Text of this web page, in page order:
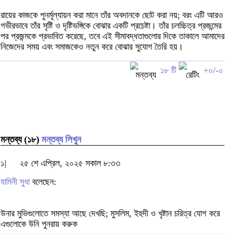
রায়ের কাজকে পুনর্মূল্যায়ন করা মানে তাঁর অবদানকে ছোট করা নয়; বরং এটি আরও
গভীরভাবে তাঁর সৃষ্টি ও দৃষ্টিভঙ্গিকে বোঝার একটি প্রচেষ্টা। তাঁর চলচ্চিত্র প্রজন্মের
পর প্রজন্মকে প্রভাবিত করেছে, তবে এই সীমাবদ্ধতাগুলোর দিকে তাকালে আমাদের
নিজেদের সময় এবং সমাজকেও নতুন করে বোঝার সুযোগ তৈরি হয়।
১৮ টি +০/-০
মন্তব্য (১৮) মন্তব্য লিখুন
১|
২৫ শে এপ্রিল, ২০২৫ সকাল ৮:৩৩
যামিনী সুধাবলেছেন:
উনার মুভিগুলোতে সমস্যা আছে দেখছি; মুসলিম, ইহুদী ও খৃষ্টান চরিত্র যোগ করে
এগুলোকে উনি পুনরায় করুক